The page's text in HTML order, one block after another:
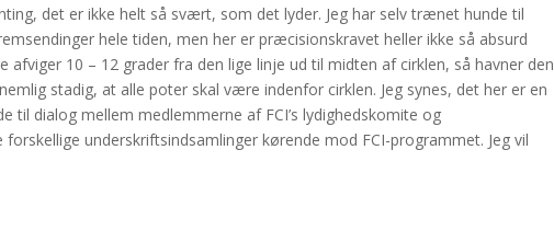
det er ikke helt så svært, som det lyder. Jeg har selv trænet hunde til
hele tiden, men her er præcisionskravet heller ikke så absurd
afviger 10 – 12 grader fra den lige linje ud til midten af cirklen, så havner den
stadig, at alle poter skal være indenfor cirklen. Jeg synes, det her er en
til dialog mellem medlemmerne af FCI’s lydighedskomite og
underskriftsindsamlinger kørende mod FCI-programmet. Jeg vil